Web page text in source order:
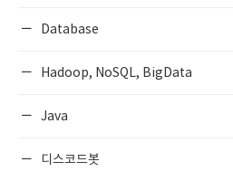
Database
Hadoop, NoSQL, BigData
Java
디스코드봇